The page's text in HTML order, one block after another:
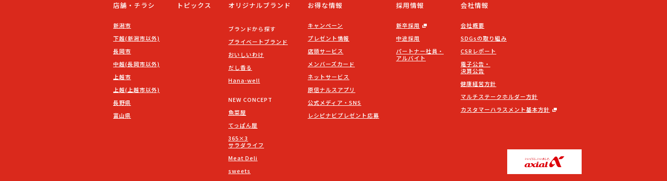
店舗・チラシ
新潟市
下越(新潟市以外)
長岡市
中越(長岡市以外)
上越市
上越(上越市以外)
長野県
富山県
トピックス オリジナルブランド
ブランドから探す
プライベートブランド
おいしいわけ
だし香る
Hana-well
NEW CONCEPT
魚菜屋
てっぱん屋
365×3
サラダライフ
Meat Deli
sweets
お得な情報
キャンペーン
プレゼント情報
店頭サービス
メンバーズカード
ネットサービス
原信ナルスアプリ
公式メディア・SNS
レシピナビプレゼント応募
採用情報
新卒採用
中途採用
パートナー社員・
アルバイト
会社情報
会社概要
SDGsの取り組み
CSRレポート
電子公告・
決算公告
健康経営方針
マルチステークホルダー方針
カスタマーハラスメント基本方針